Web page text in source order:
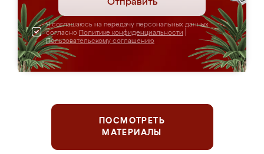
Отправить
Я соглашаюсь на передачу персональных данных
согласно Политике конфиденциальности
Пользовательскому соглашению
ПОСМОТРЕТЬ
МАТЕРИАЛЫ